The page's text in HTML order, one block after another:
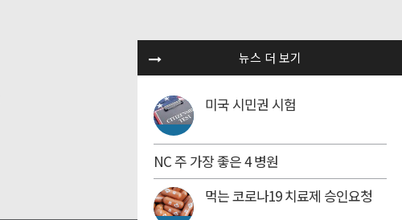
뉴스 더 보기
미국 시민권 시험
NC 주 가장 좋은 4 병원
먹는 코로나19 치료제 승인요청